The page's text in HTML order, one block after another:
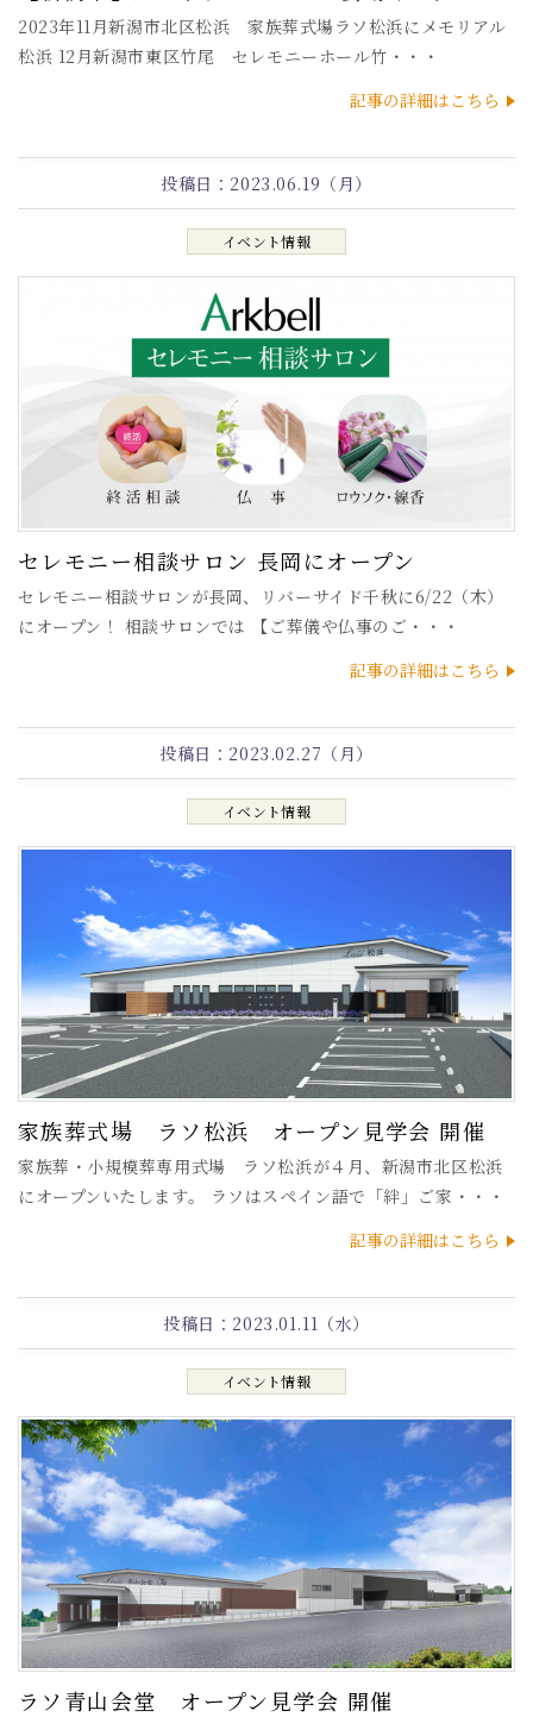
2023年11月新潟市北区松浜 家族葬式場ラソ松浜にメモリアル
松浜 12月新潟市東区竹尾 セレモニーホール竹・・・
記事の詳細はこちら
イベント情報
投稿日： 2023.06.19（月）
セレモニー相談サロン 長岡にオープン
セレモニー相談サロンが長岡、リバーサイド千秋に6/22（木）
にオープン！ 相談サロンでは 【ご葬儀や仏事のご・・・
記事の詳細はこちら
イベント情報
投稿日： 2023.02.27（月）
家族葬式場 ラソ松浜 オープン見学会 開催
家族葬・小規模葬専用式場 ラソ松浜が４月、新潟市北区松浜
にオープンいたします。 ラソはスペイン語で「絆」ご家・・・
記事の詳細はこちら
イベント情報
投稿日： 2023.01.11（水）
ラソ青山会堂 オープン見学会 開催